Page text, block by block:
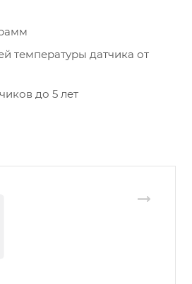
температуры датчика от
до 5 лет